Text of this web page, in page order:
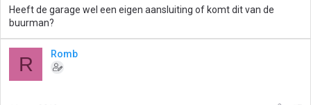
Heeft de garage wel een eigen aansluiting of komt dit van de
buurman?
R Romb